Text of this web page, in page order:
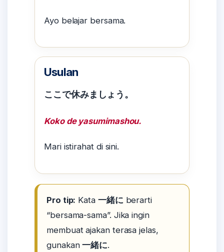
Ayo belajar bersama.
Usulan
ここで休みましょう。
Koko de yasumimashou.
Mari istirahat di sini.
Pro tip: Kata 一緒に berarti
“bersama-sama”. Jika ingin
membuat ajakan terasa jelas,
gunakan一緒に.